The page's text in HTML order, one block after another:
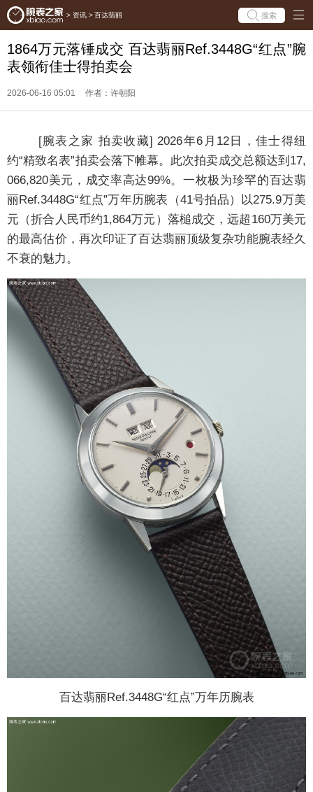
> 资讯 > 百达翡丽 搜索
1864万元落锤成交 百达翡丽Ref.3448G“红点”腕
表领衔佳士得拍卖会
2026-06-16 05:01 作者：许朝阳
[腕表之家 拍卖收藏] 2026年6月12日，佳士得纽
约“精致名表”拍卖会落下帷幕。此次拍卖成交总额达到17,
066,820美元，成交率高达99%。一枚极为珍罕的百达翡
丽Ref.3448G“红点”万年历腕表（41号拍品）以275.9万美
元（折合人民币约1,864万元）落槌成交，远超160万美元
的最高估价，再次印证了百达翡丽顶级复杂功能腕表经久
不衰的魅力。
百达翡丽Ref.3448G“红点”万年历腕表